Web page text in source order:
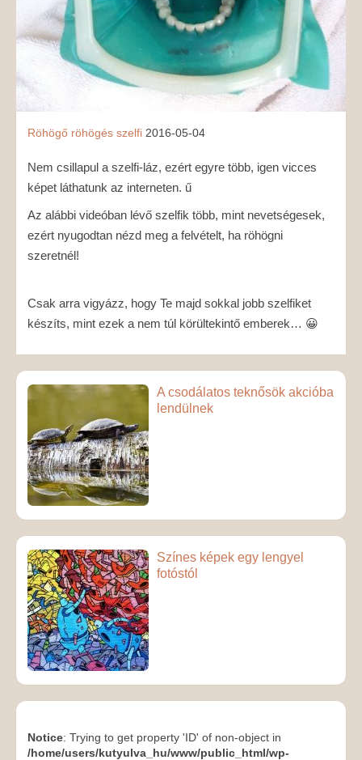
Röhögő röhögés szelfi 2016-05-04
Nem csillapul a szelfi-láz, ezért egyre több, igen vicces
képet láthatunk az interneten. ű
Az alábbi videóban lévő szelfik több, mint nevetségesek,
ezért nyugodtan nézd meg a felvételt, ha röhögni
szeretnél!
Csak arra vigyázz, hogy Te majd sokkal jobb szelfiket
készíts, mint ezek a nem túl körültekintő emberek… 😀
A csodálatos teknősök akcióba
lendülnek
Színes képek egy lengyel
fotóstól
Notice: Trying to get property 'ID' of non-object in
/home/users/kutyulva_hu/www/public_html/wp-